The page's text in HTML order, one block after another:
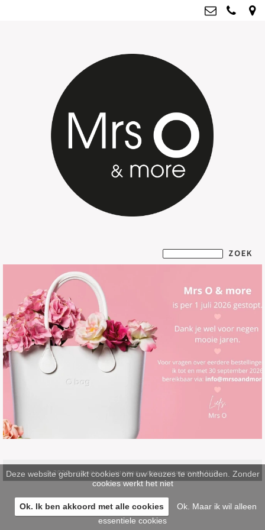
Kvk: Mrs O & more - 67796435
BTWnr: NL001835603B07
© 2026 -pinsite.nl-sitemap-privacystatement/AVG
Deze website gebruikt cookies om uw keuzes te onthouden. Zonder
cookies werkt het niet
Ok. Ik ben akkoord met alle cookies
Ok. Maar ik wil alleen
essentiele cookies